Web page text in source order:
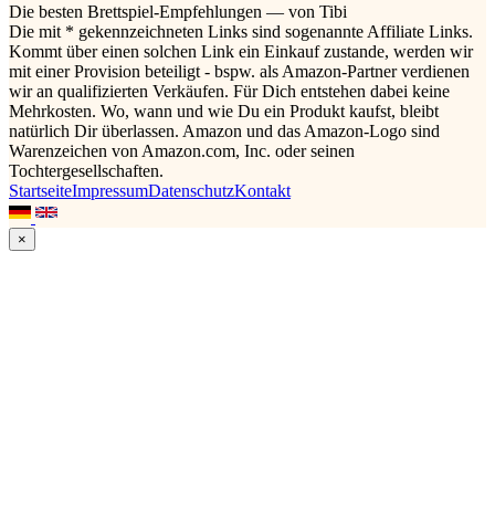
Die besten Brettspiel-Empfehlungen — von Tibi
Die mit * gekennzeichneten Links sind sogenannte Affiliate Links.
Kommt über einen solchen Link ein Einkauf zustande, werden wir
mit einer Provision beteiligt - bspw. als Amazon-Partner verdienen
wir an qualifizierten Verkäufen. Für Dich entstehen dabei keine
Mehrkosten. Wo, wann und wie Du ein Produkt kaufst, bleibt
natürlich Dir überlassen. Amazon und das Amazon-Logo sind
Warenzeichen von Amazon.com, Inc. oder seinen
Tochtergesellschaften.
StartseiteImpressumDatenschutzKontakt
×